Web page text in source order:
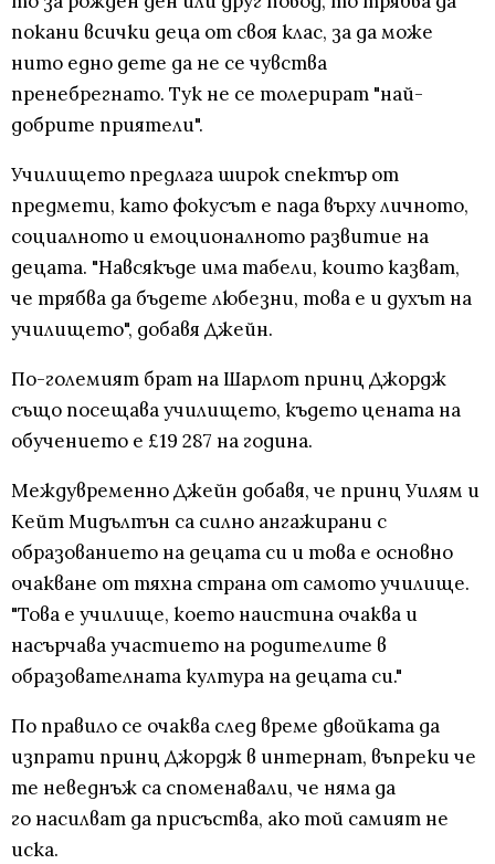
покани всички деца от своя клас, за да може
нито едно дете да не се чувства
пренебрегнато. Тук не се толерират "най-
добрите приятели".
Училището предлага широк спектър от
предмети, като фокусът е пада върху личното,
социалното и емоционалното развитие на
децата. "Навсякъде има табели, които казват,
че трябва да бъдете любезни, това е и духът на
училището", добавя Джейн.
По-големият брат на Шарлот принц Джордж
също посещава училището, където цената на
обучението е £19 287 на година.
Междувременно Джейн добавя, че принц Уилям и
Кейт Мидълтън са силно ангажирани с
образованието на децата си и това е основно
очакване от тяхна страна от самото училище.
"Това е училище, което наистина очаква и
насърчава участието на родителите в
образователната култура на децата си."
По правило се очаква след време двойката да
изпрати принц Джордж в интернат, въпреки че
те неведнъж са споменавали, че няма да
го насилват да присъства, ако той самият не
иска.